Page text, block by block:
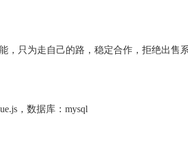
，只为走自己的路，稳定合作，拒绝出售
，数据库：mysql